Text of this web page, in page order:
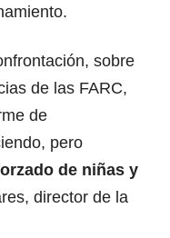
sobre
de las FARC,
de
pero
de niñas y
director de la